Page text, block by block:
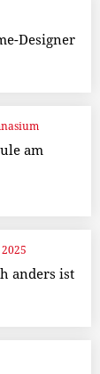
Designer
am
anders ist